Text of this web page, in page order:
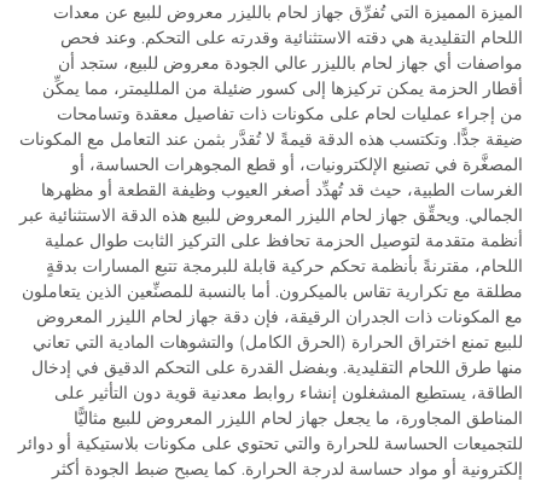
الميزة المميزة التي تُفرِّق جهاز لحام بالليزر معروض للبيع عن معدات
اللحام التقليدية هي دقته الاستثنائية وقدرته على التحكم. وعند فحص
مواصفات أي جهاز لحام بالليزر عالي الجودة معروض للبيع، ستجد أن
أقطار الحزمة يمكن تركيزها إلى كسور ضئيلة من الملليمتر، مما يمكِّن
من إجراء عمليات لحام على مكونات ذات تفاصيل معقدة وتسامحات
ضيقة جدًّا. وتكتسب هذه الدقة قيمةً لا تُقدَّر بثمن عند التعامل مع المكونات
المصغَّرة في تصنيع الإلكترونيات، أو قطع المجوهرات الحساسة، أو
الغرسات الطبية، حيث قد تُهدِّد أصغر العيوب وظيفة القطعة أو مظهرها
الجمالي. ويحقِّق جهاز لحام الليزر المعروض للبيع هذه الدقة الاستثنائية عبر
أنظمة متقدمة لتوصيل الحزمة تحافظ على التركيز الثابت طوال عملية
اللحام، مقترنةً بأنظمة تحكم حركية قابلة للبرمجة تتبع المسارات بدقةٍ
مطلقة مع تكرارية تقاس بالميكرون. أما بالنسبة للمصنِّعين الذين يتعاملون
مع المكونات ذات الجدران الرقيقة، فإن دقة جهاز لحام الليزر المعروض
للبيع تمنع اختراق الحرارة (الحرق الكامل) والتشوهات المادية التي تعاني
منها طرق اللحام التقليدية. وبفضل القدرة على التحكم الدقيق في إدخال
الطاقة، يستطيع المشغلون إنشاء روابط معدنية قوية دون التأثير على
المناطق المجاورة، ما يجعل جهاز لحام الليزر المعروض للبيع مثاليًّا
للتجميعات الحساسة للحرارة والتي تحتوي على مكونات بلاستيكية أو دوائر
إلكترونية أو مواد حساسة لدرجة الحرارة. كما يصبح ضبط الجودة أكثر